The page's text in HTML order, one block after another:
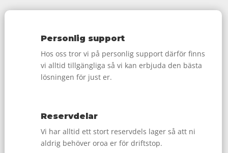
Personlig support
Hos oss tror vi på personlig support därför finns
vi alltid tillgängliga så vi kan erbjuda den bästa
lösningen för just er.
Reservdelar
Vi har alltid ett stort reservdels lager så att ni
aldrig behöver oroa er för driftstop.